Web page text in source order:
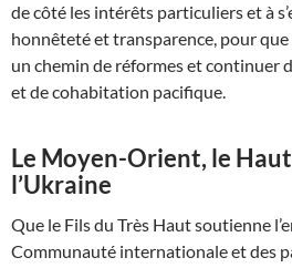
de côté les intérêts particuliers et à
honnêteté et transparence, pour
un chemin de réformes et continuer
et de cohabitation pacifique.
Le Moyen-Orient, le
l’Ukraine
Que le Fils du Très Haut soutienne
Communauté internationale et des